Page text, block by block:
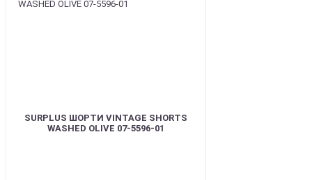
SURPLUS ШОРТИ VINTAGE SHORTS
WASHED OLIVE 07-5596-01